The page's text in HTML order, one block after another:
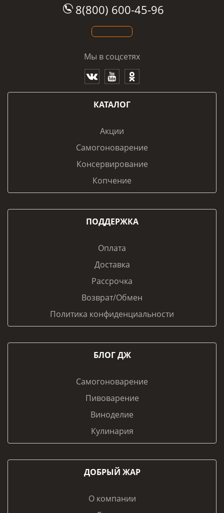
8(800) 600-45-96
Мы в соцсетях
КАТАЛОГ
Акции
Самогоноварение
Консервирование
Копчение
ПОДДЕРЖКА
Оплата
Доставка
Рассрочка
Возврат/Обмен
Политика конфиденциальности
БЛОГ ДЖ
Самогоноварение
Пивоварение
Виноделие
Кулинария
ДОБРЫЙ ЖАР
О компании